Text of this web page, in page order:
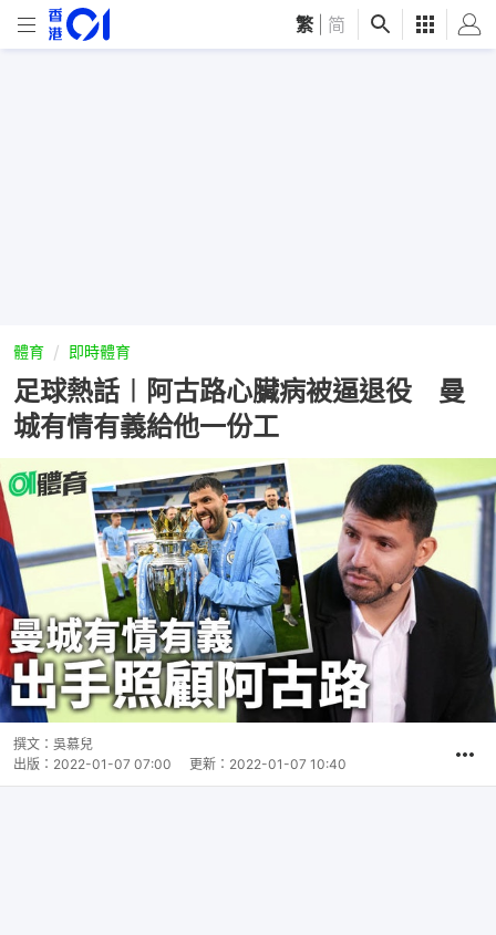
繁 简
體育 即時體育
足球熱話︱阿古路心臟病被逼退役 曼
城有情有義給他一份工
撰文： 吳慕兒
出版： 2022-01-07 07:00 更新： 2022-01-07 10:40